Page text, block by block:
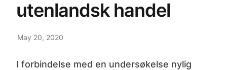
utenlandsk handel
May 20, 2020
I forbindelse med en undersøkelse nylig